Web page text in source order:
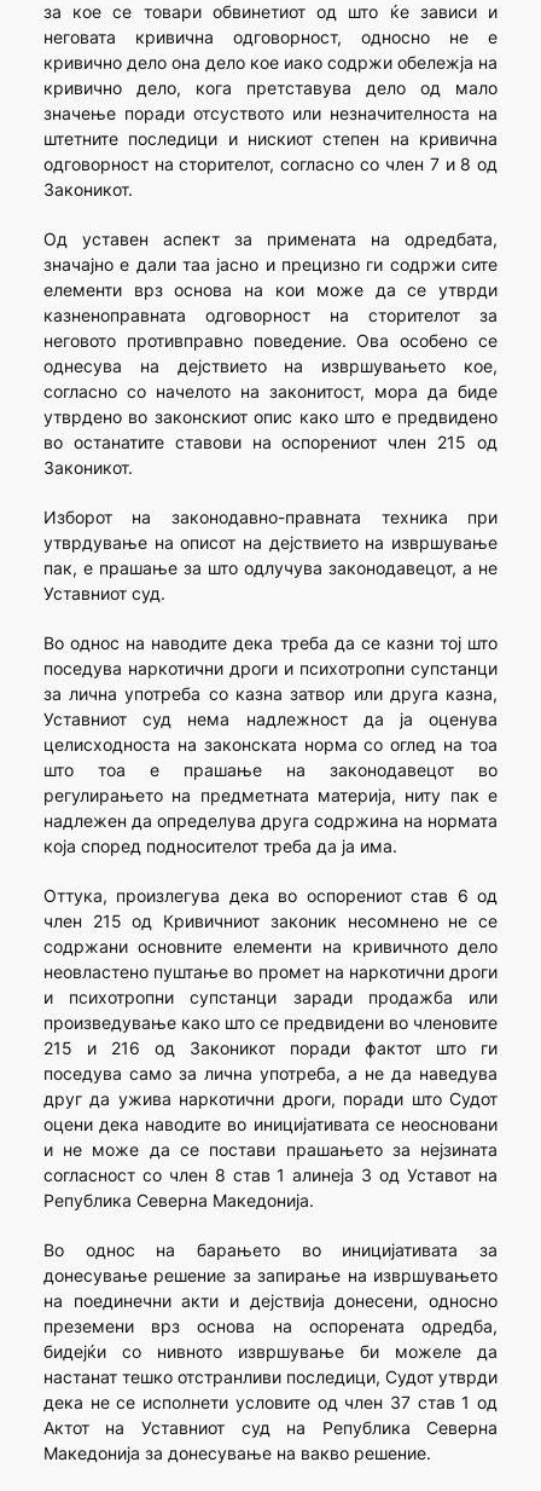
за кое се товари обвинетиот од што ќе зависи и
неговата кривична одговорност, односно не е
кривично дело она дело кое иако содржи обележја на
кривично дело, кога претставува дело од мало
значење поради отсуството или незначителноста на
штетните последици и нискиот степен на кривична
одговорност на сторителот, согласно со член 7 и 8 од
Законикот.
Од уставен аспект за примената на одредбата,
значајно е дали таа јасно и прецизно ги содржи сите
елементи врз основа на кои може да се утврди
казненоправната одговорност на сторителот за
неговото противправно поведение. Ова особено се
однесува на дејствието на извршувањето кое,
согласно со начелото на законитост, мора да биде
утврдено во законскиот опис како што е предвидено
во останатите ставови на оспорениот член 215 од
Законикот.
Изборот на законодавно-правната техника при
утврдување на описот на дејствието на извршување
пак, е прашање за што одлучува законодавецот, а не
Уставниот суд.
Во однос на наводите дека треба да се казни тој што
поседува наркотични дроги и психотропни супстанци
за лична употреба со казна затвор или друга казна,
Уставниот суд нема надлежност да ја оценува
целисходноста на законската норма со оглед на тоа
што тоа е прашање на законодавецот во
регулирањето на предметната материја, ниту пак е
надлежен да определува друга содржина на нормата
која според подносителот треба да ја има.
Оттука, произлегува дека во оспорениот став 6 од
член 215 од Кривичниот законик несомнено не се
содржани основните елементи на кривичното дело
неовластено пуштање во промет на наркотични дроги
и психотропни супстанци заради продажба или
произведување како што се предвидени во членовите
215 и 216 од Законикот поради фактот што ги
поседува само за лична употреба, а не да наведува
друг да ужива наркотични дроги, поради што Судот
оцени дека наводите во иницијативата се неосновани
и не може да се постави прашањето за нејзината
согласност со член 8 став 1 алинеја 3 од Уставот на
Република Северна Македонија.
Во однос на барањето во иницијативата за
донесување решение за запирање на извршувањето
на поединечни акти и дејствија донесени, односно
преземени врз основа на оспорената одредба,
бидејќи со нивното извршување би можеле да
настанат тешко отстранливи последици, Судот утврди
дека не се исполнети условите од член 37 став 1 од
Актот на Уставниот суд на Република Северна
Македонија за донесување на вакво решение.